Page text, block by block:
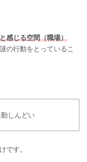
感じる空間（職場）
の行動をとっているこ
しんどい
です。